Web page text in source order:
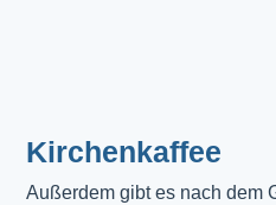
Kirchenkaffee
Außerdem gibt es nach dem